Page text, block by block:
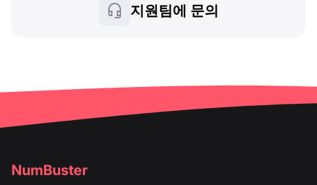
지원팀에 문의
NumBuster